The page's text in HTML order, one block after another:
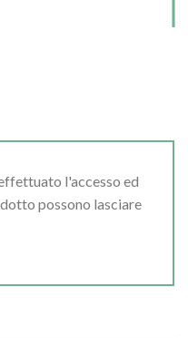
l'accesso ed
possono lasciare